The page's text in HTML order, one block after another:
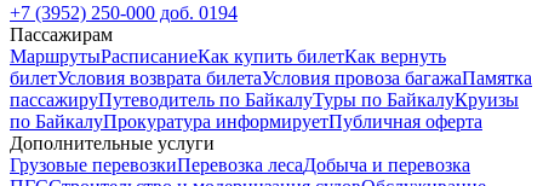
+7 (3952) 250-000 доб. 0194
Пассажирам
МаршрутыРасписаниеКак купить билетКак вернуть
билетУсловия возврата билетаУсловия провоза багажаПамятка
пассажируПутеводитель по БайкалуТуры по БайкалуКруизы
по БайкалуПрокуратура информируетПубличная оферта
Дополнительные услуги
Грузовые перевозкиПеревозка лесаДобыча и перевозка